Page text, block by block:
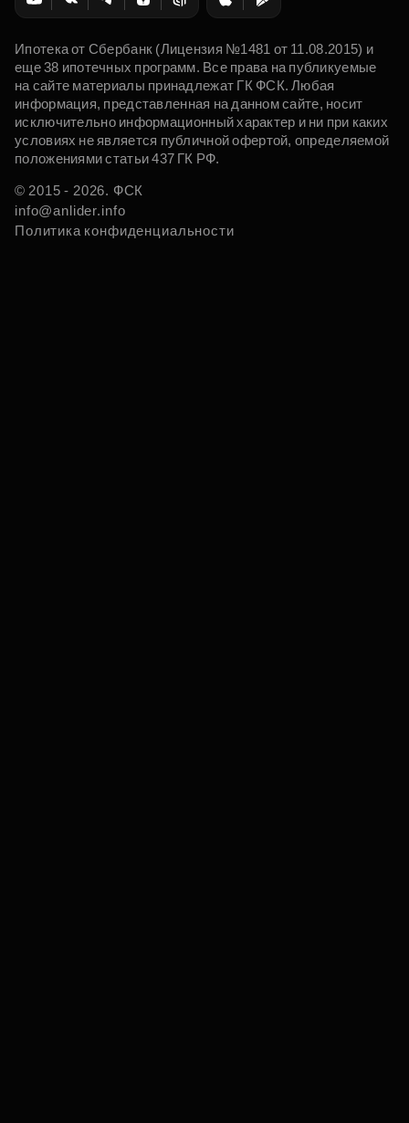
Ипотека от Сбербанк (Лицензия №1481 от 11.08.2015) и
еще 38 ипотечных программ. Все права на публикуемые
на сайте материалы принадлежат ГК ФСК. Любая
информация, представленная на данном сайте, носит
исключительно информационный характер и ни при каких
условиях не является публичной офертой, определяемой
положениями статьи 437 ГК РФ.
© 2015 - 2026. ФСК
info@anlider.info
Политика конфиденциальности